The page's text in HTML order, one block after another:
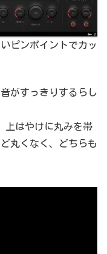
ピンポイントでカッ
がすっきりするらし
上はやけに丸みを帯
丸くなく、どちらも